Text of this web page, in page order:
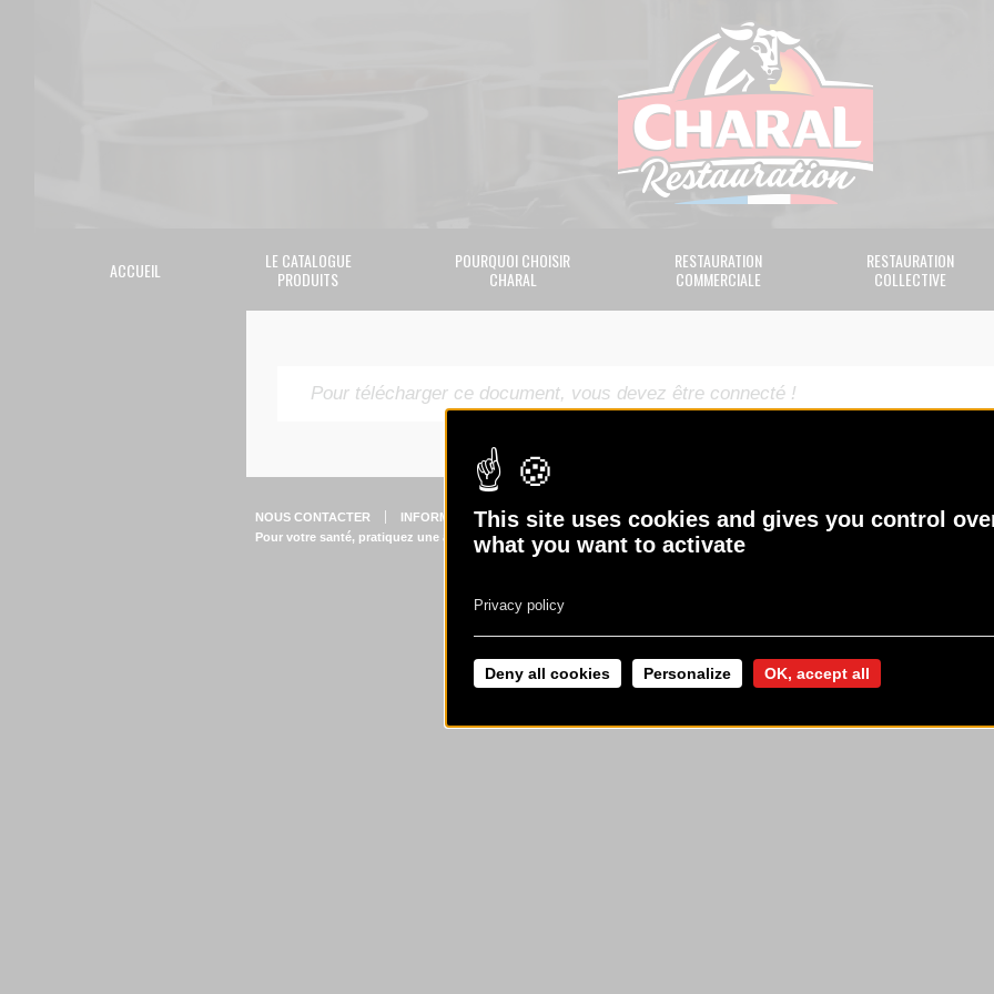
ACCUEIL
LE CATALOGUE
PRODUITS
POURQUOI CHOISIR
CHARAL
RESTAURATION
COMMERCIALE
RESTAURATION
COLLECTIVE
Pour télécharger ce document, vous devez être connecté !
NOUS CONTACTER
INFORMATIONS LÉGALES
Pour votre santé, pratiquez une activité physique régulière
www.mangerbouger.fr
This site uses cookies and gives you control
what you want to activate
OK, accept all
Deny all cookies Personalize
Privacy policy